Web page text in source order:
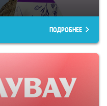
ПОДРОБНЕЕ